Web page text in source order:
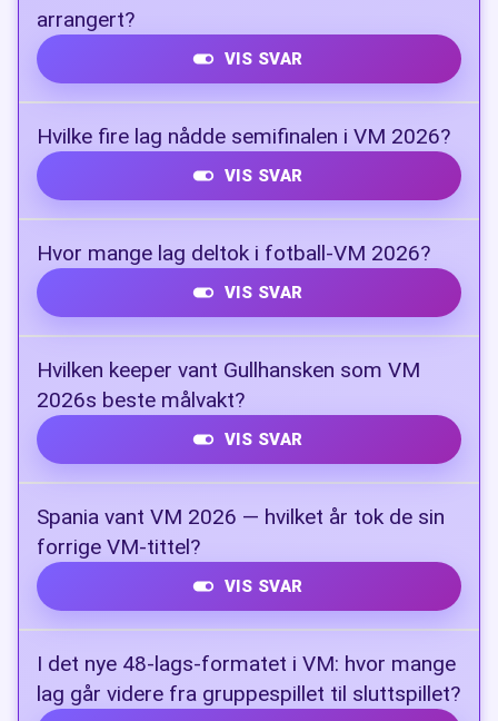
arrangert?
VIS SVAR
USA, Canada og Mexico
Hvilke fire lag nådde semifinalen i VM 2026?
VIS SVAR
Hvor mange lag deltok i fotball-VM 2026?
VIS SVAR
Hvilken keeper vant Gullhansken som VM
2026s beste målvakt?
VIS SVAR
Spania vant VM 2026 — hvilket år tok de sin
forrige VM-tittel?
VIS SVAR
I det nye 48-lags-formatet i VM: hvor mange
lag går videre fra gruppespillet til sluttspillet?